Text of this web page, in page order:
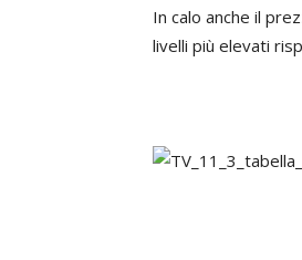
In calo anche il
livelli più elevati